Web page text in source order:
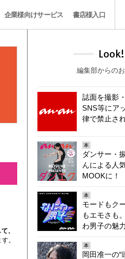
企業様向けサービス 書店様入口
、
。
Look!
編集部からの
誌面を撮影
SNS等にア
律で禁止さ
本
ダンサー・
んによる人
MOOKに！
本
モードもク
もエモさも
わ男子の魅
本
岡田准一の“